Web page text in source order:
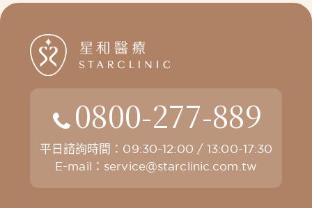
0800-277-889
平日諮詢時間：09:30-12:00 / 13:00-17:30
E-mail： service@starclinic.com.tw